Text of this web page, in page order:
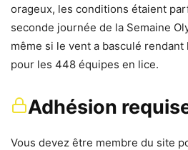
orageux, les conditions étaient
seconde journée de la Semaine
même si le vent a basculé
pour les 448 équipes en lice.
Adhésion
Vous devez être membre du site